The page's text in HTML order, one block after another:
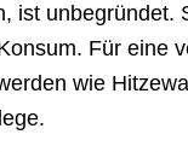
ist unbegründet.
Für eine
wie